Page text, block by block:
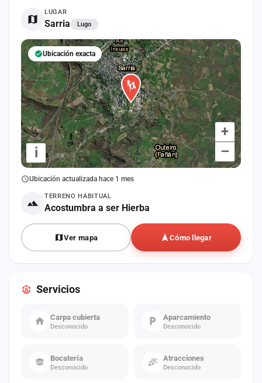
LUGAR
Sarria Lugo
+
–
i
Ubicación exacta
Ubicación actualizada hace 1 mes
TERRENO HABITUAL
Acostumbra a ser Hierba
Ver mapa Cómo llegar
Servicios
Carpa cubierta
Desconocido
Aparcamiento
Desconocido
Bocatería
Desconocido
Atracciones
Desconocido